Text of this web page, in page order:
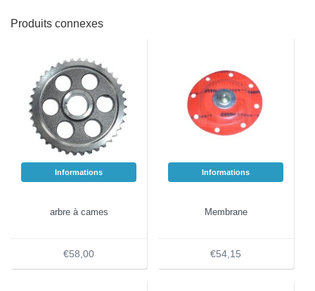
Produits connexes
Informations
arbre à cames
€58,00
Informations
Membrane
€54,15